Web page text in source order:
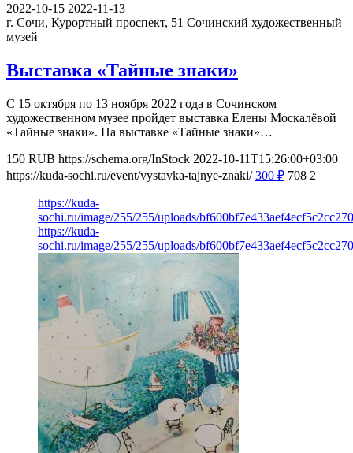
2022-10-15 2022-11-13
г. Сочи, Курортный проспект, 51 Сочинский художественный
музей
Выставка «Тайные знаки»
С 15 октября по 13 ноября 2022 года в Сочинском
художественном музее пройдет выставка Елены Москалёвой
«Тайные знаки». На выставке «Тайные знаки»…
150 RUB https://schema.org/InStock 2022-10-11T15:26:00+03:00
https://kuda-sochi.ru/event/vystavka-tajnye-znaki/ 300 ₽ 708 2
https://kuda-
sochi.ru/image/255/255/uploads/
https://kuda-
sochi.ru/image/255/255/uploads/